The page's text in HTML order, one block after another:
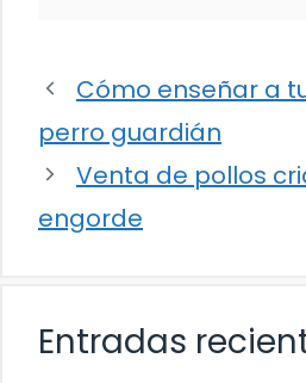
Cómo enseñar a
perro guardián
Venta de pollos
engorde
Entradas